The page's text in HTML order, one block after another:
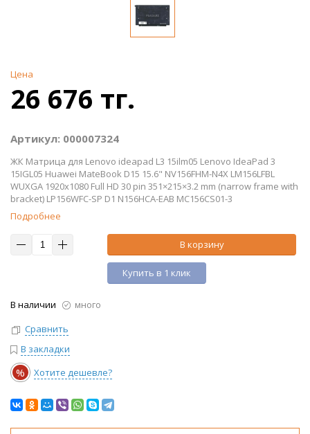
Цена
26 676 тг.
Артикул: 000007324
ЖК Матрица для Lenovo ideapad L3 15ilm05 Lenovo IdeaPad 3
15IGL05 Huawei MateBook D15 15.6" NV156FHM-N4X LM156LFBL
WUXGA 1920x1080 Full HD 30 pin 351×215×3.2 mm (narrow frame with
bracket) LP156WFC-SP D1 N156HCA-EAB MC156CS01-3
Подробнее
В корзину
Купить в 1 клик
В наличии
много
Сравнить
В закладки
% Хотите дешевле?